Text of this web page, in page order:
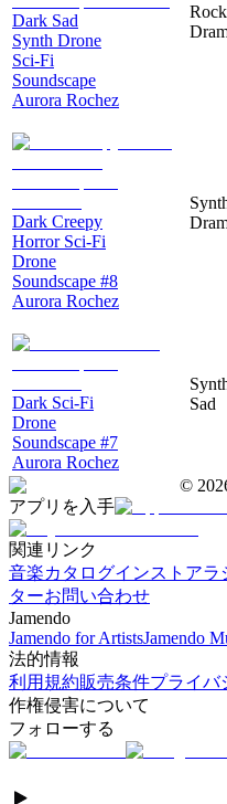
Dark Sad
Synth Drone
Sci-Fi
Soundscape
Aurora Rochez
Dark Creepy
Horror Sci-Fi
Drone
Soundscape #8
Aurora Rochez
Dark Sci-Fi
Drone
Soundscape #7
Aurora Rochez
Sad
©
アプリを入手
関連リンク
音楽カタログインストアラ
ターお問い合わせ
Jamendo
Jamendo for ArtistsJamendo
法的情報
利用規約販売条件プライバ
作権侵害について
フォローする